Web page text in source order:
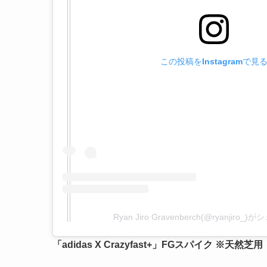
この投稿をInstagramで見る
Ryan Jiro Gravenberch(@ryanjiro_)がシ
「adidas X Crazyfast+」FGスパイク ※天然芝用